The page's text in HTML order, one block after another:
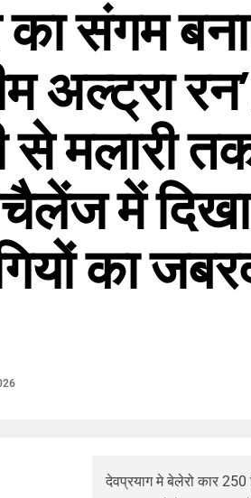
संगम बना
अल्ट्रा
से मलारी
चैलेंज में दिखा
का
देवप्रयाग मे बेलेरो कार 250